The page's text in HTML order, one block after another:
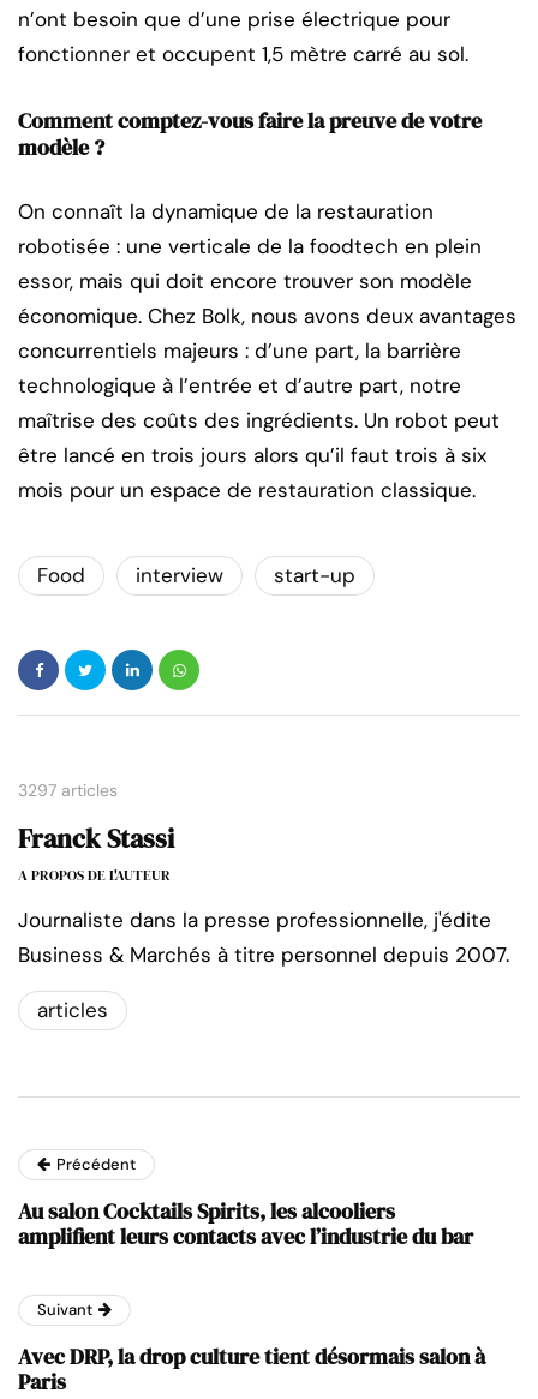
n’ont besoin que d’une prise électrique pour
fonctionner et occupent 1,5 mètre carré au sol.
Comment comptez-vous faire la preuve de votre
modèle ?
On connaît la dynamique de la restauration
robotisée : une verticale de la foodtech en plein
essor, mais qui doit encore trouver son modèle
économique. Chez Bolk, nous avons deux avantages
concurrentiels majeurs : d’une part, la barrière
technologique à l’entrée et d’autre part, notre
maîtrise des coûts des ingrédients. Un robot peut
être lancé en trois jours alors qu’il faut trois à six
mois pour un espace de restauration classique.
Food interview start-up
3297 articles
Franck Stassi
A PROPOS DE L'AUTEUR
Journaliste dans la presse professionnelle, j'édite
Business & Marchés à titre personnel depuis 2007.
articles
Précédent
Au salon Cocktails Spirits, les alcooliers
amplifient leurs contacts avec l’industrie du bar
Suivant
Avec DRP, la drop culture tient désormais salon à
Paris